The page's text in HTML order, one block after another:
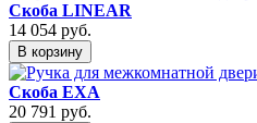
Скоба LINEAR
14 054 руб.
В корзину
Скоба EXA
20 791 руб.